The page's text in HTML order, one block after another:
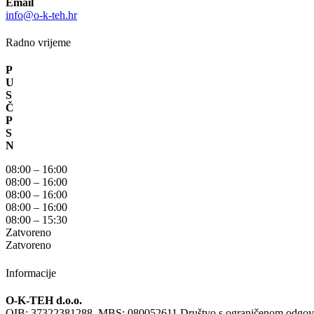
info@o-k-teh.hr
Radno vrijeme
P
U
S
Č
P
S
N
08:00 – 16:00
08:00 – 16:00
08:00 – 16:00
08:00 – 16:00
08:00 – 15:30
Zatvoreno
Zatvoreno
Informacije
O-K-TEH d.o.o.